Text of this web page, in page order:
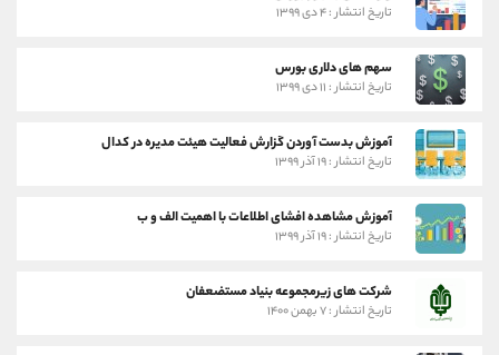
تاریخ انتشار : ۴ دی ۱۳۹۹
سهم های دلاری بورس
تاریخ انتشار : ۱۱ دی ۱۳۹۹
آموزش بدست آوردن گزارش فعالیت هیئت مدیره در کدال
تاریخ انتشار : ۱۹ آذر ۱۳۹۹
آموزش مشاهده افشای اطلاعات با اهمیت الف و ب
تاریخ انتشار : ۱۹ آذر ۱۳۹۹
شرکت های زیرمجموعه بنیاد مستضعفان
تاریخ انتشار : ۷ بهمن ۱۴۰۰